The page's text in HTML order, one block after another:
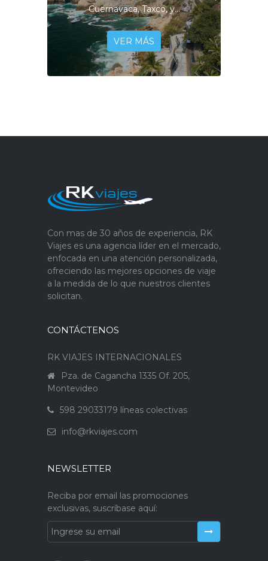
Cuernavaca, Taxco, y...
VER MÁS
Con mas de 30 años de experiencia, RK
Viajes es una agencia líder en el mercado,
enfocada en una atención personalizada,
ofreciendo las mejores opciones de viaje
a la medida de lo que nuestros clientes
solicitan.
CONTÁCTENOS
RK VIAJES INTERNACIONALES
Pza. de Cagancha 1335 Of. 205,
Montevideo
598 29033179 líneas colectivas
info@rkviajes.com
NEWSLETTER
Reciba por email las promociones
exclusivas, suscríbase aquí: